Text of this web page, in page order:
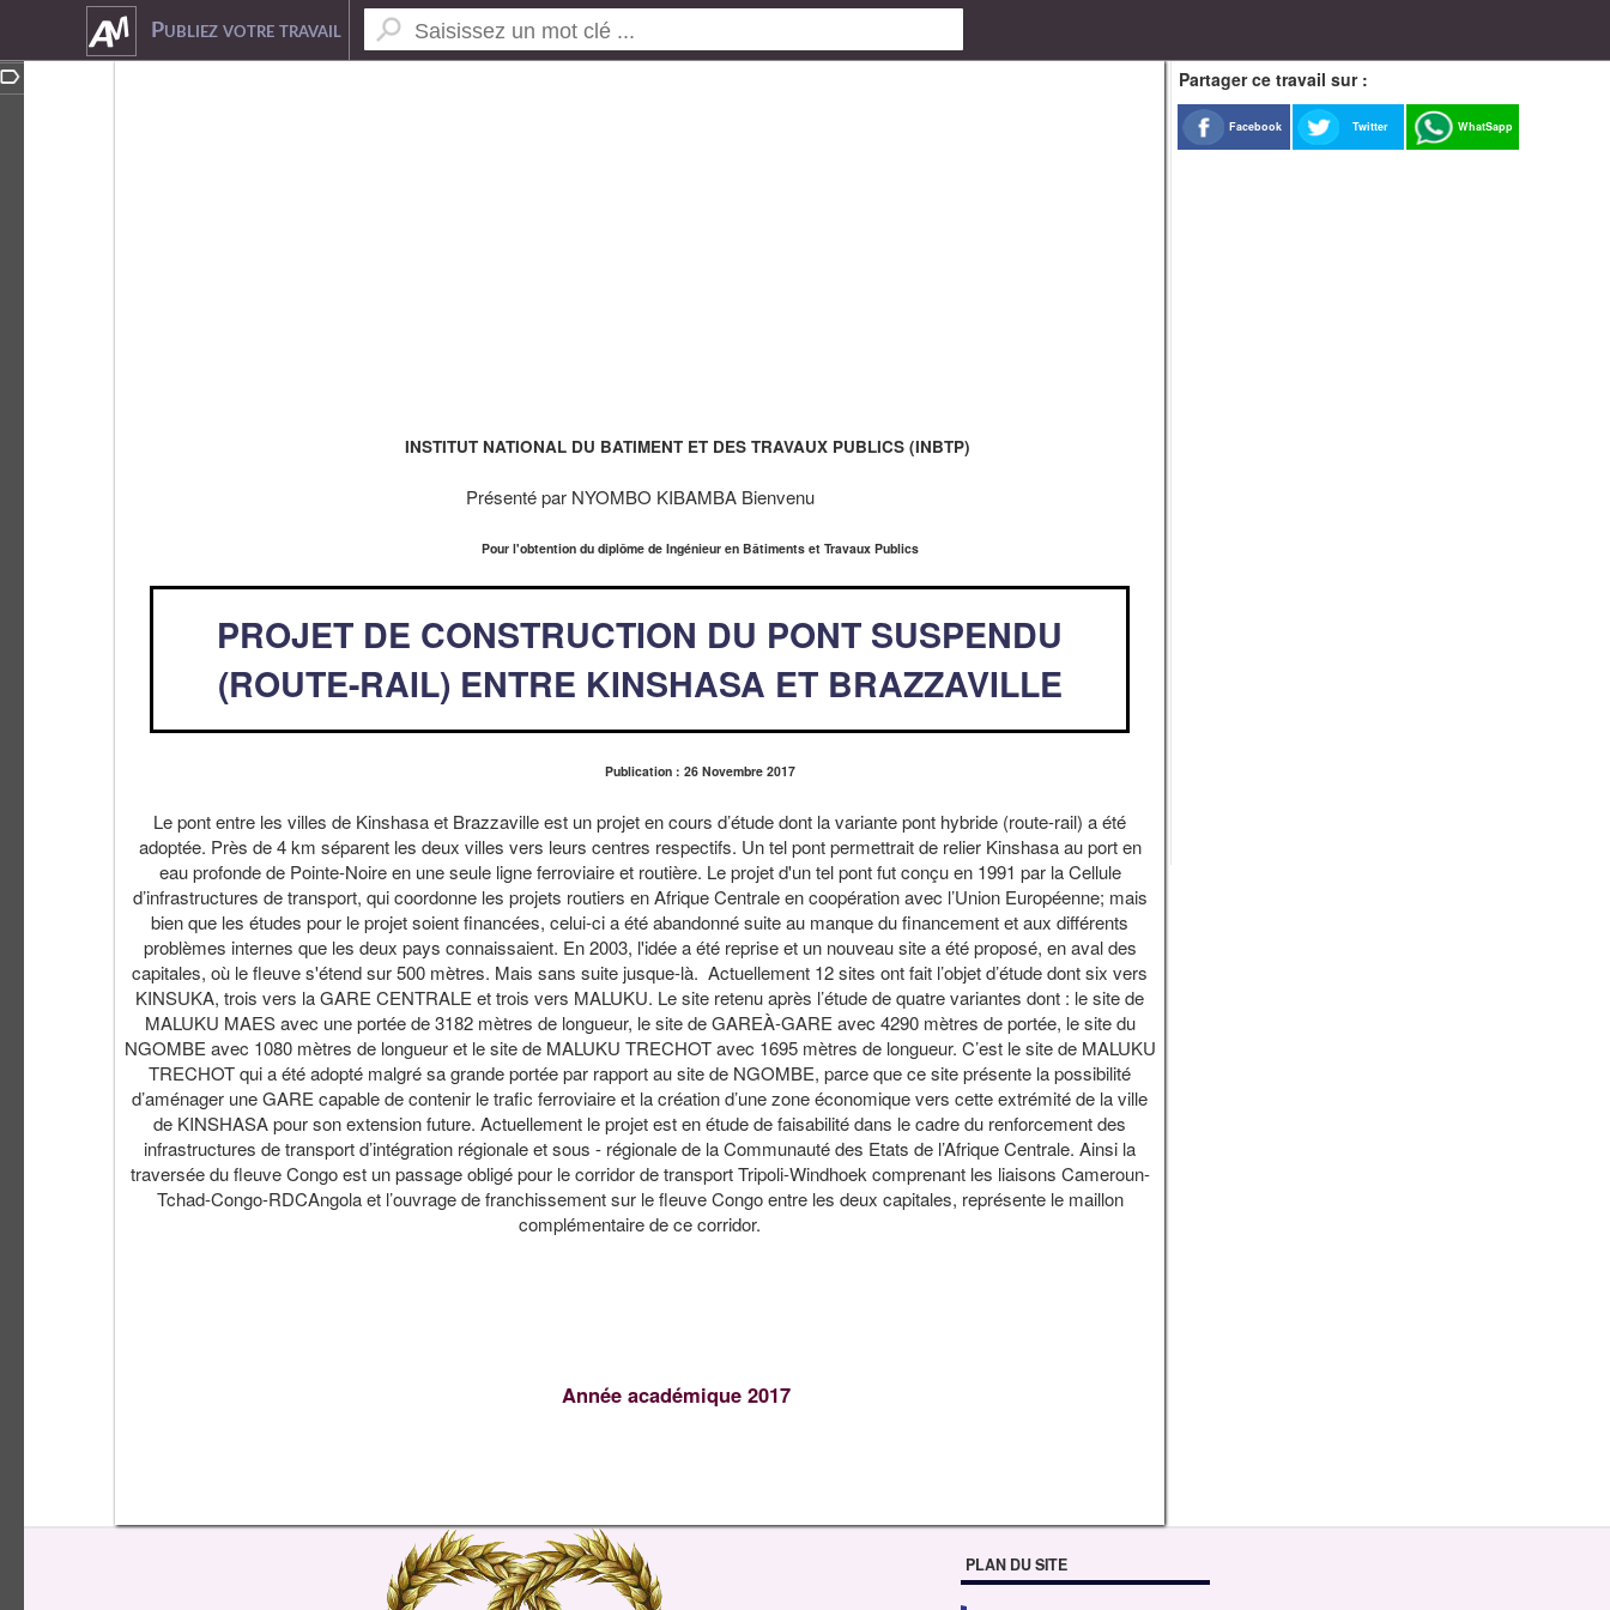
Publiez votre travail
INSTITUT NATIONAL DU BATIMENT ET DES TRAVAUX PUBLICS (INBTP)
Présenté par NYOMBO KIBAMBA Bienvenu
Pour l'obtention du diplôme de Ingénieur en Bâtiments et Travaux Publics
PROJET DE CONSTRUCTION DU PONT SUSPENDU
(ROUTE-RAIL) ENTRE KINSHASA ET BRAZZAVILLE
Publication : 26 Novembre 2017
Le pont entre les villes de Kinshasa et Brazzaville est un projet en cours d’étude dont la variante pont hybride (route-rail) a été
adoptée. Près de 4 km séparent les deux villes vers leurs centres respectifs. Un tel pont permettrait de relier Kinshasa au port en
eau profonde de Pointe-Noire en une seule ligne ferroviaire et routière. Le projet d'un tel pont fut conçu en 1991 par la Cellule
d’infrastructures de transport, qui coordonne les projets routiers en Afrique Centrale en coopération avec l’Union Européenne; mais
bien que les études pour le projet soient financées, celui-ci a été abandonné suite au manque du financement et aux différents
problèmes internes que les deux pays connaissaient. En 2003, l'idée a été reprise et un nouveau site a été proposé, en aval des
capitales, où le fleuve s'étend sur 500 mètres. Mais sans suite jusque-là. Actuellement 12 sites ont fait l’objet d’étude dont six vers
KINSUKA, trois vers la GARE CENTRALE et trois vers MALUKU. Le site retenu après l’étude de quatre variantes dont : le site de
MALUKU MAES avec une portée de 3182 mètres de longueur, le site de GAREÀ-GARE avec 4290 mètres de portée, le site du
NGOMBE avec 1080 mètres de longueur et le site de MALUKU TRECHOT avec 1695 mètres de longueur. C’est le site de MALUKU
TRECHOT qui a été adopté malgré sa grande portée par rapport au site de NGOMBE, parce que ce site présente la possibilité
d’aménager une GARE capable de contenir le trafic ferroviaire et la création d’une zone économique vers cette extrémité de la ville
de KINSHASA pour son extension future. Actuellement le projet est en étude de faisabilité dans le cadre du renforcement des
infrastructures de transport d’intégration régionale et sous - régionale de la Communauté des Etats de l’Afrique Centrale. Ainsi la
traversée du fleuve Congo est un passage obligé pour le corridor de transport Tripoli-Windhoek comprenant les liaisons Cameroun-
Tchad-Congo-RDCAngola et l’ouvrage de franchissement sur le fleuve Congo entre les deux capitales, représente le maillon
complémentaire de ce corridor.
Année académique 2017
Partager ce travail sur :
Facebook Twitter WhatSapp
PLAN DU SITE